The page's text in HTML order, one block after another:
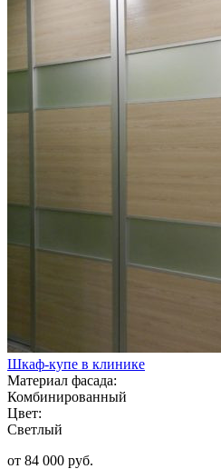
Шкаф-купе в клинике
Материал фасада:
Комбинированный
Цвет:
Светлый
от 84 000 руб.